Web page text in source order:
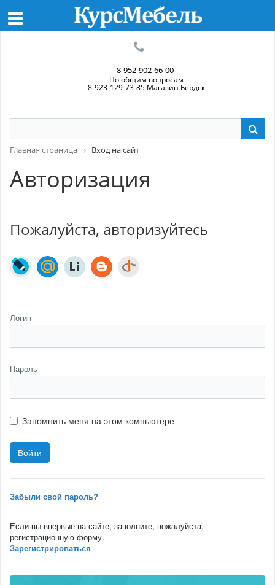
8-952-902-66-00
По общим вопросам
8-923-129-73-85 Магазин Бердск
Главная страница Вход на сайт
Авторизация
Пожалуйста, авторизуйтесь
Логин
Пароль
Запомнить меня на этом компьютере
Забыли свой пароль?
Если вы впервые на сайте, заполните, пожалуйста,
регистрационную форму.
Зарегистрироваться